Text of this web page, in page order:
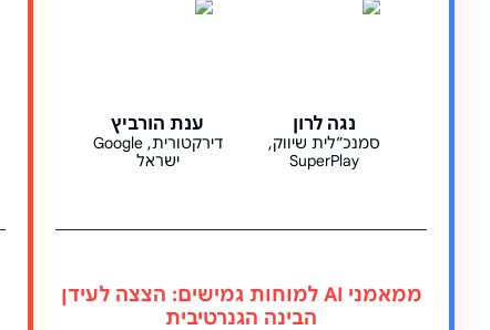
נגה לרון
סמנכ״לית שיווק,
SuperPlay
ענת הורביץ
דירקטורית, Google
ישראל
ממאמני AI למוחות גמישים: הצצה לעידן
הבינה הגנרטיבית